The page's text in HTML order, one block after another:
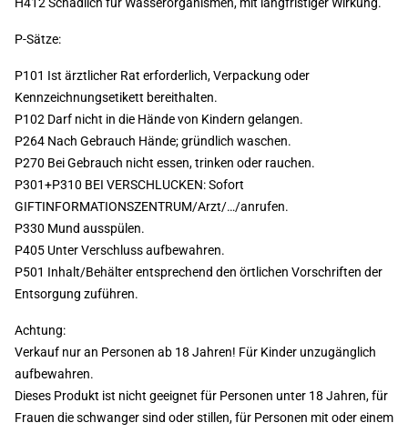
P-Sätze:
P101 Ist ärztlicher Rat erforderlich, Verpackung oder
Kennzeichnungsetikett bereithalten.
P102 Darf nicht in die Hände von Kindern gelangen.
P264 Nach Gebrauch Hände; gründlich waschen.
P270 Bei Gebrauch nicht essen, trinken oder rauchen.
P301+P310 BEI VERSCHLUCKEN: Sofort
GIFTINFORMATIONSZENTRUM/Arzt/…/anrufen.
P330 Mund ausspülen.
P405 Unter Verschluss aufbewahren.
P501 Inhalt/Behälter entsprechend den örtlichen Vorschriften der
Entsorgung zuführen.
Achtung:
Verkauf nur an Personen ab 18 Jahren! Für Kinder unzugänglich
aufbewahren.
Dieses Produkt ist nicht geeignet für Personen unter 18 Jahren, für
Frauen die schwanger sind oder stillen, für Personen mit oder einem